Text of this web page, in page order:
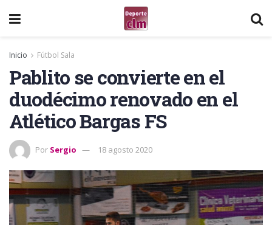
Inicio Fútbol Sala
Pablito se convierte en el
duodécimo renovado en el
Atlético Bargas FS
Por Sergio 18 agosto 2020